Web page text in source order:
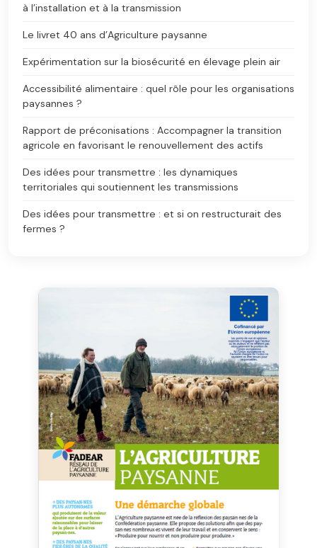
à l’installation et à la transmission
Le livret 40 ans d’Agriculture paysanne
Expérimentation sur la biosécurité en élevage plein air
Accessibilité alimentaire : quel rôle pour les organisations
paysannes ?
Rapport de préconisations : Accompagner la transition
agricole en favorisant le renouvellement des actifs
Des idées pour transmettre : les dynamiques
territoriales qui soutiennent les transmissions
Des idées pour transmettre : et si on restructurait des
fermes ?